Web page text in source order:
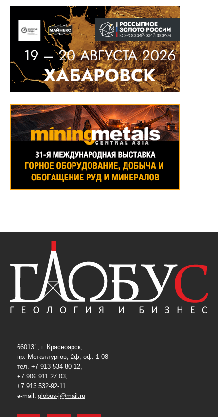
660131, г. Красноярск,
пр. Металлургов, 2ф, оф. 1-08
тел. +7 913 534-80-12,
+7 906 911-27-03,
+7 913 532-92-11
e-mail: globus-j@mail.ru